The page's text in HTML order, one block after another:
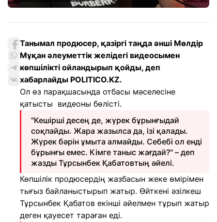
Танымал продюсер, қазіргі таңда әнші Мөлдір
Мұқан әлеуметтік желідегі видеосымен
көпшілікті ойландырып қойды, деп
хабарлайды POLITICO.KZ.
Ол өз парақшасында отбасы мәселесіне
қатысты видеоны бөлісті.
"Кешірші десең де, жүрек бұрынғыдай
соқпайды. Жара жазылса да, ізі қалады.
Жүрек бәрін ұмыта алмайды. Себебі ол енді
бұрынғы емес. Кімге таныс жағдай?" – деп
жазды Тұрсынбек Қабатовтың әйелі.
Көпшілік продюсердің жазбасын жеке өмірімен
тығыз байланыстырып жатыр. Өйткені әзілкеш
Тұрсынбек Қабатов екінші әйелмен тұрып жатыр
деген қауесет тараған еді.